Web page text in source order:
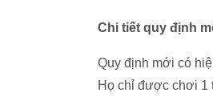
Chi tiết quy định
Quy định mới có
Họ chỉ được chơi 1